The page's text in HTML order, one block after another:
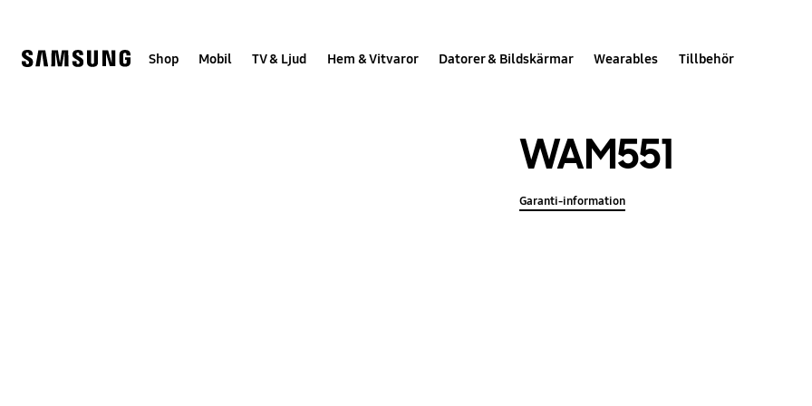
help
Shop Mobil TV & Ljud Hem & Vitvaror Datorer & Bildskärmar Wearables Tillbehör
WAM551
Garanti-information